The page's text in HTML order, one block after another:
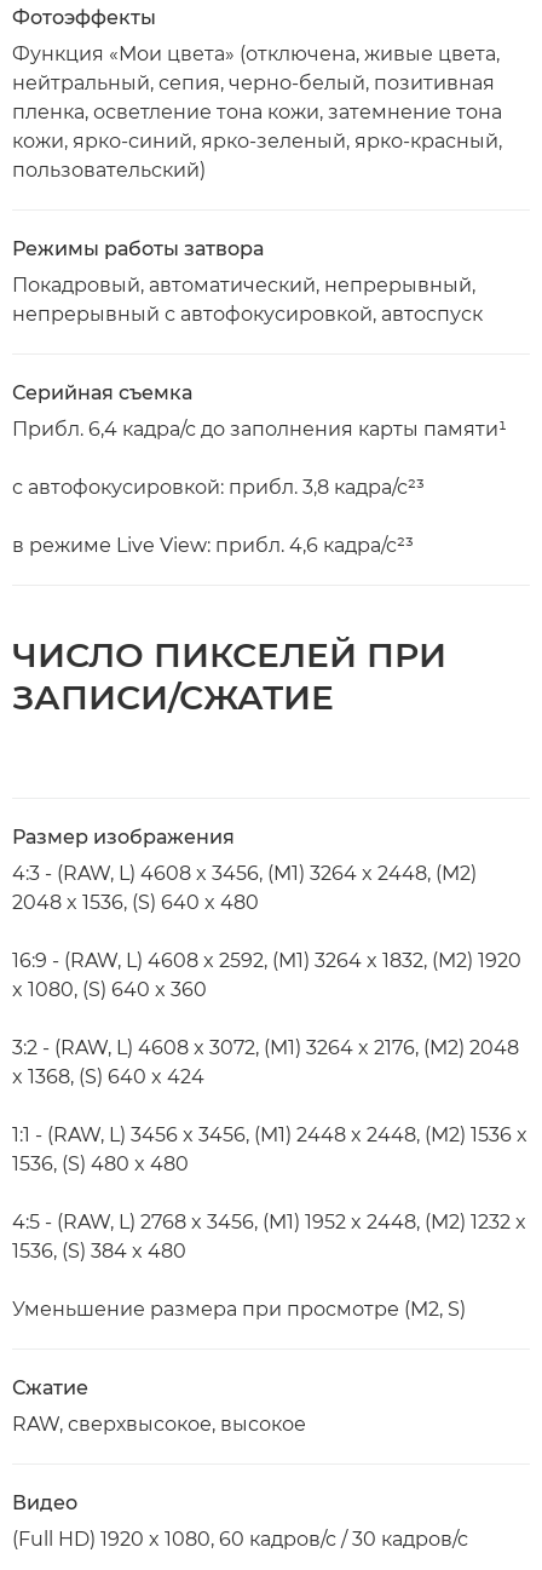
Фотоэффекты
Функция «Мои цвета» (отключена, живые цвета,
нейтральный, сепия, черно-белый, позитивная
пленка, осветление тона кожи, затемнение тона
кожи, ярко-синий, ярко-зеленый, ярко-красный,
пользовательский)
Режимы работы затвора
Покадровый, автоматический, непрерывный,
непрерывный с автофокусировкой, автоспуск
Серийная съемка
Прибл. 6,4 кадра/с до заполнения карты памяти¹
с автофокусировкой: прибл. 3,8 кадра/с²³
в режиме Live View: прибл. 4,6 кадра/с²³
ЧИСЛО ПИКСЕЛЕЙ ПРИ
ЗАПИСИ/СЖАТИЕ
Размер изображения
4:3 - (RAW, L) 4608 x 3456, (M1) 3264 x 2448, (M2)
2048 x 1536, (S) 640 x 480
16:9 - (RAW, L) 4608 x 2592, (M1) 3264 x 1832, (M2) 1920
x 1080, (S) 640 x 360
3:2 - (RAW, L) 4608 x 3072, (M1) 3264 x 2176, (M2) 2048
x 1368, (S) 640 x 424
1:1 - (RAW, L) 3456 x 3456, (M1) 2448 x 2448, (M2) 1536 x
1536, (S) 480 x 480
4:5 - (RAW, L) 2768 x 3456, (M1) 1952 x 2448, (M2) 1232 x
1536, (S) 384 x 480
Уменьшение размера при просмотре (M2, S)
Сжатие
RAW, сверхвысокое, высокое
Видео
(Full HD) 1920 x 1080, 60 кадров/с / 30 кадров/с